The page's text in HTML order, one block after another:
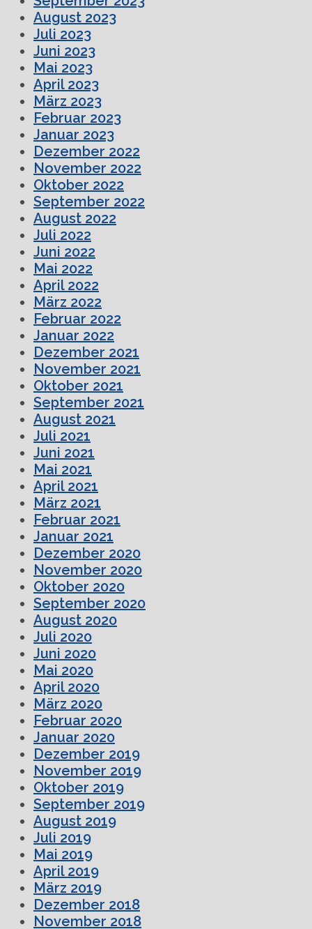
August 2023
Juli 2023
Juni 2023
Mai 2023
April 2023
März 2023
Februar 2023
Januar 2023
Dezember 2022
November 2022
Oktober 2022
September 2022
August 2022
Juli 2022
Juni 2022
Mai 2022
April 2022
März 2022
Februar 2022
Januar 2022
Dezember 2021
November 2021
Oktober 2021
September 2021
August 2021
Juli 2021
Juni 2021
Mai 2021
April 2021
März 2021
Februar 2021
Januar 2021
Dezember 2020
November 2020
Oktober 2020
September 2020
August 2020
Juli 2020
Juni 2020
Mai 2020
April 2020
März 2020
Februar 2020
Januar 2020
Dezember 2019
November 2019
Oktober 2019
September 2019
August 2019
Juli 2019
Mai 2019
April 2019
März 2019
Dezember 2018
November 2018